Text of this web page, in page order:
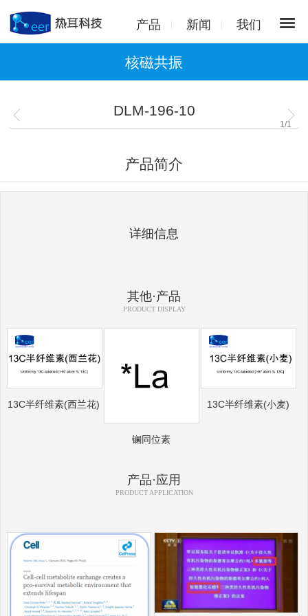
产品 新闻 我们
核磁共振
DLM-196-10
1 /1
产品简介
详细信息
其他·产品
PRODUCT DISPLAY
13C半纤维素(西兰花)
镧同位素
13C半纤维素(小麦)
产品·应用
PRODUCT APPLICATION